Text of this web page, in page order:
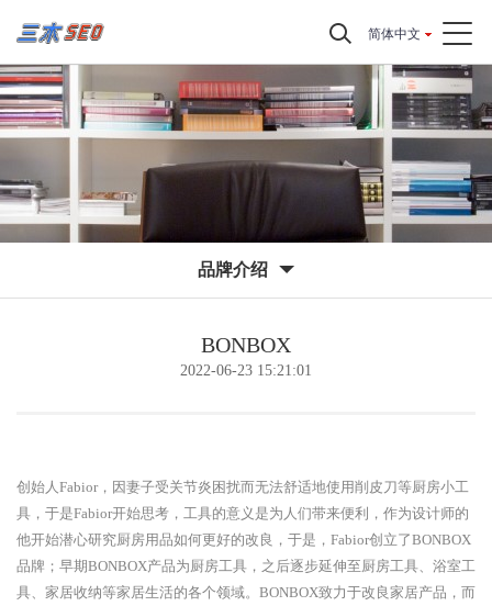
简体中文
品牌介绍
BONBOX
2022-06-23 15:21:01
创始人Fabior，因妻子受关节炎困扰而无法舒适地使用削皮刀等厨房小工
具，于是Fabior开始思考，工具的意义是为人们带来便利，作为设计师的
他开始潜心研究厨房用品如何更好的改良，于是，Fabior创立了BONBOX
品牌；早期BONBOX产品为厨房工具，之后逐步延伸至厨房工具、浴室工
具、家居收纳等家居生活的各个领域。BONBOX致力于改良家居产品，而